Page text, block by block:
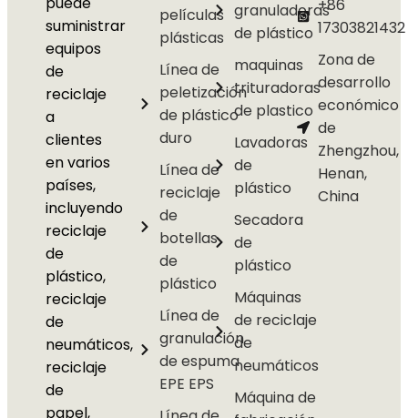
suministrar
equipos
de
reciclaje
a
clientes
en varios
países,
incluyendo
reciclaje
de
plástico,
reciclaje
de
neumáticos,
reciclaje
de
papel,
películas
plásticas
Línea de
peletización
de plástico
duro
Línea de
reciclaje
de
botellas
de
plástico
Línea de
granulación
de espuma
EPE EPS
granuladoras
de plástico
maquinas
trituradoras
de plastico
Lavadoras
de
plástico
Secadora
de
plástico
Máquinas
de reciclaje
de
neumáticos
Máquina de
+86
17303821432
Zona de
desarrollo
económico
de
Zhengzhou,
Henan,
China